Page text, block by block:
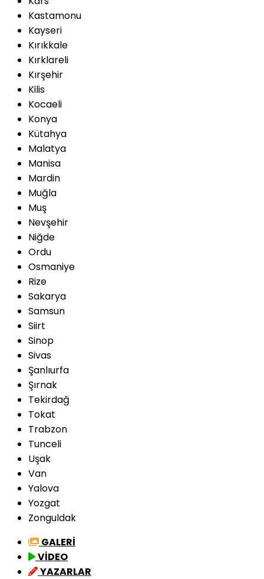
Kastamonu
Kayseri
Kırıkkale
Kırklareli
Kırşehir
Kilis
Kocaeli
Konya
Kütahya
Malatya
Manisa
Mardin
Muğla
Muş
Nevşehir
Niğde
Ordu
Osmaniye
Rize
Sakarya
Samsun
Siirt
Sinop
Sivas
Şanlıurfa
Şırnak
Tekirdağ
Tokat
Trabzon
Tunceli
Uşak
Van
Yalova
Yozgat
Zonguldak
GALERİ
VİDEO
YAZARLAR